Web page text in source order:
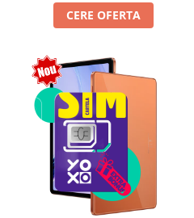
SIM
CERE OFERTA